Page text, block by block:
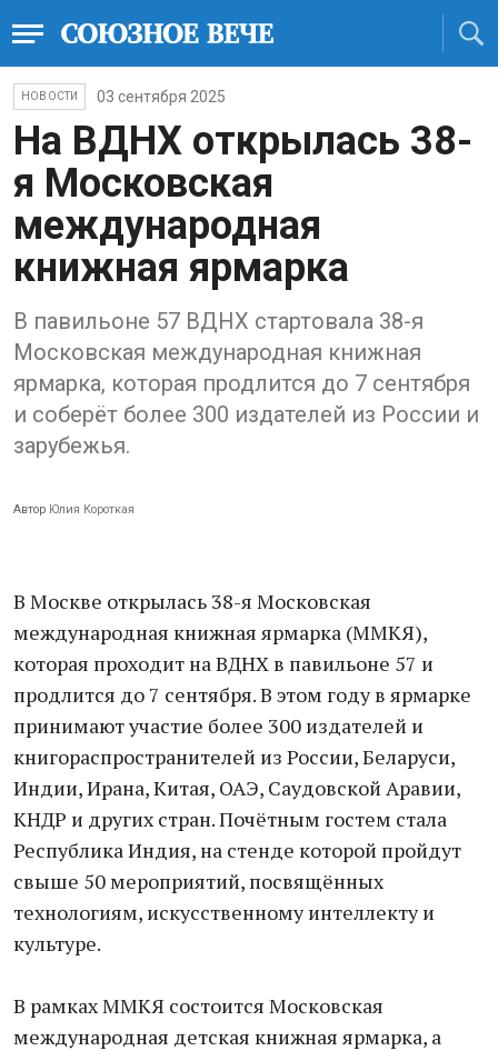
НОВОСТИ 03 сентября 2025
На ВДНХ открылась 38-
я Московская
международная
книжная ярмарка
В павильоне 57 ВДНХ стартовала 38-я
Московская международная книжная
ярмарка, которая продлится до 7 сентября
и соберёт более 300 издателей из России и
зарубежья.
Автор Юлия Короткая
В Москве открылась 38-я Московская
международная книжная ярмарка (ММКЯ),
которая проходит на ВДНХ в павильоне 57 и
продлится до 7 сентября. В этом году в ярмарке
принимают участие более 300 издателей и
книгораспространителей из России, Беларуси,
Индии, Ирана, Китая, ОАЭ, Саудовской Аравии,
КНДР и других стран. Почётным гостем стала
Республика Индия, на стенде которой пройдут
свыше 50 мероприятий, посвящённых
технологиям, искусственному интеллекту и
культуре.
В рамках ММКЯ состоится Московская
международная детская книжная ярмарка, а